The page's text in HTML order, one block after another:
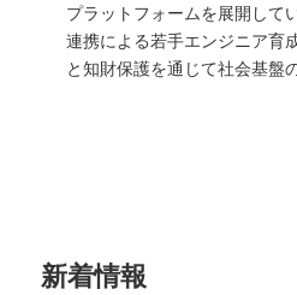
プラットフォームを展開して
連携による若手エンジニア育
と知財保護を通じて社会基盤
新着情報